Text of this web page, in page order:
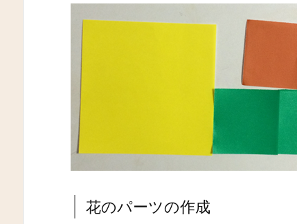
花のパーツの作成